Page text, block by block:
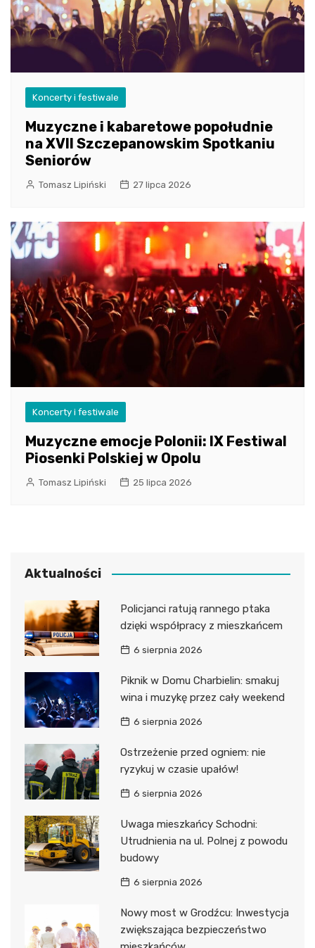
Koncerty i festiwale
Muzyczne i kabaretowe popołudnie
na XVII Szczepanowskim Spotkaniu
Seniorów
Tomasz Lipiński 27 lipca 2026
Koncerty i festiwale
Muzyczne emocje Polonii: IX Festiwal
Piosenki Polskiej w Opolu
Tomasz Lipiński 25 lipca 2026
Aktualności
Policjanci ratują rannego ptaka
dzięki współpracy z mieszkańcem
6 sierpnia 2026
Piknik w Domu Charbielin: smakuj
wina i muzykę przez cały weekend
6 sierpnia 2026
Ostrzeżenie przed ogniem: nie
ryzykuj w czasie upałów!
6 sierpnia 2026
Uwaga mieszkańcy Schodni:
Utrudnienia na ul. Polnej z powodu
budowy
6 sierpnia 2026
Nowy most w Grodźcu: Inwestycja
zwiększająca bezpieczeństwo